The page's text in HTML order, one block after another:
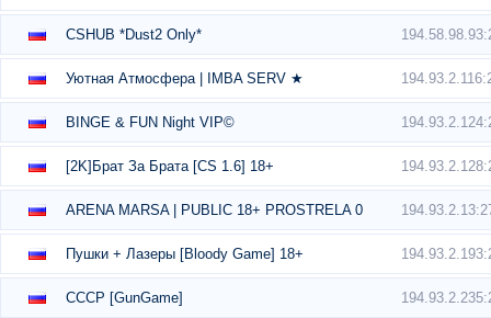
CSHUB *Dust2 Only*
Уютная Атмосфера | IMBA SERV ★
BINGE & FUN Night VIP©
[2K]Брат За Брата [CS 1.6] 18+
ARENA MARSA | PUBLIC 18+ PROSTRELA 0
Пушки + Лазеры [Bloody Game] 18+
CCCP [GunGame]